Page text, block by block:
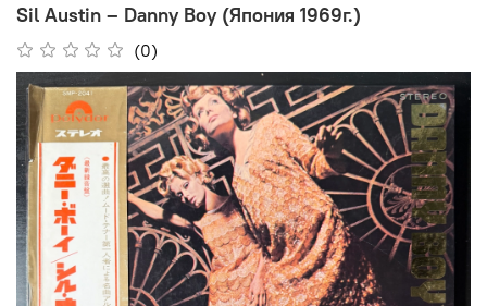
Sil Austin ‎– Danny Boy (Япония 1969г.)
(0)